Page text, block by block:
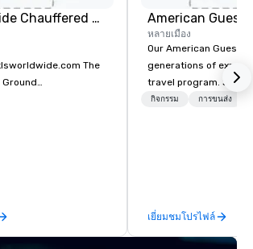
KLS Worldwide Chauffered Services
The
since 1998
American Guest
หลายเมือง
Our American Guest
generations of
travel program. Since
mission has been to
management, we
if we were the client.
กิจกรรม การขนส่ง
เยี่ยมชมโปรไฟล์